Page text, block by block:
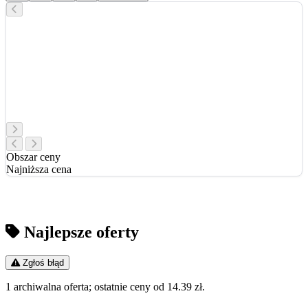
Obszar ceny
Najniższa cena
Najlepsze oferty
Zgłoś błąd
1 archiwalna oferta; ostatnie ceny od 14.39 zł.